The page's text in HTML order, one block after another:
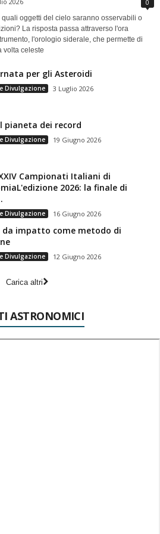
0
oggetti del cielo saranno osservabili o
La risposta passa attraverso l'ora
l'orologio siderale, che permette di
volta celeste
per gli Asteroidi
Divulgazione 3 Luglio 2026
pianeta dei record
Divulgazione 19 Giugno 2026
Campionati Italiani di
2026: la finale di
Divulgazione 16 Giugno 2026
da impatto come metodo di
Divulgazione 12 Giugno 2026
Carica altri
ASTRONOMICI